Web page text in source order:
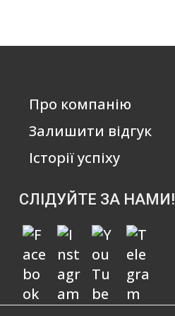
Про компанію
Залишити відгук
Історії успіху
СЛІДУЙТЕ ЗА НАМИ!